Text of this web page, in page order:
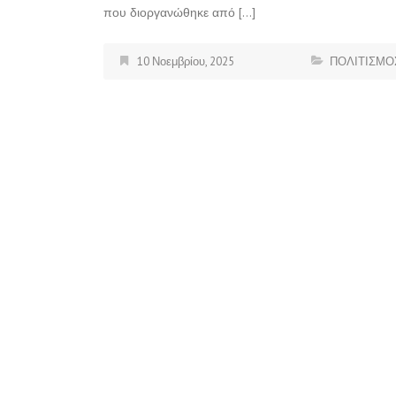
που διοργανώθηκε από […]
10 Νοεμβρίου, 2025